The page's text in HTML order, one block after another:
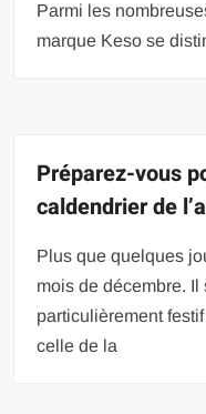
Parmi les
marque Keso se
Préparez-vous
caldendrier de
Plus que quelques
mois de décembre. Il
particulièrement
celle de la